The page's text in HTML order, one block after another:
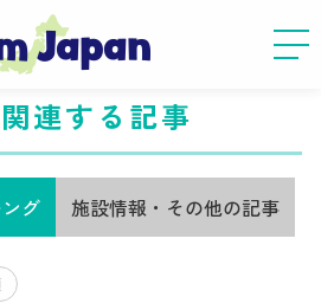
連する記事
グ 施設情報・その他の記事